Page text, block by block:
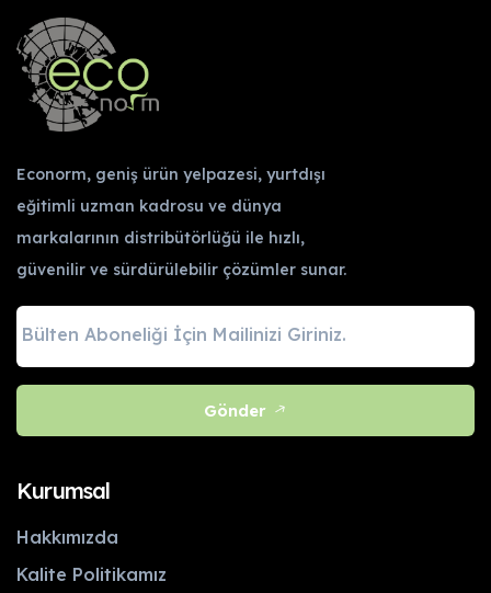
Econorm, geniş ürün yelpazesi, yurtdışı
eğitimli uzman kadrosu ve dünya
markalarının distribütörlüğü ile hızlı,
güvenilir ve sürdürülebilir çözümler sunar.
Gönder
Kurumsal
Hakkımızda
Kalite Politikamız